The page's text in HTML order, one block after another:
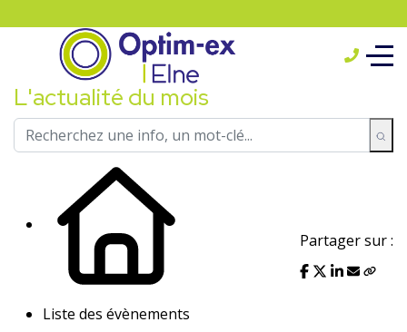
L'actualité du mois
Liste des évènements
Partager sur :